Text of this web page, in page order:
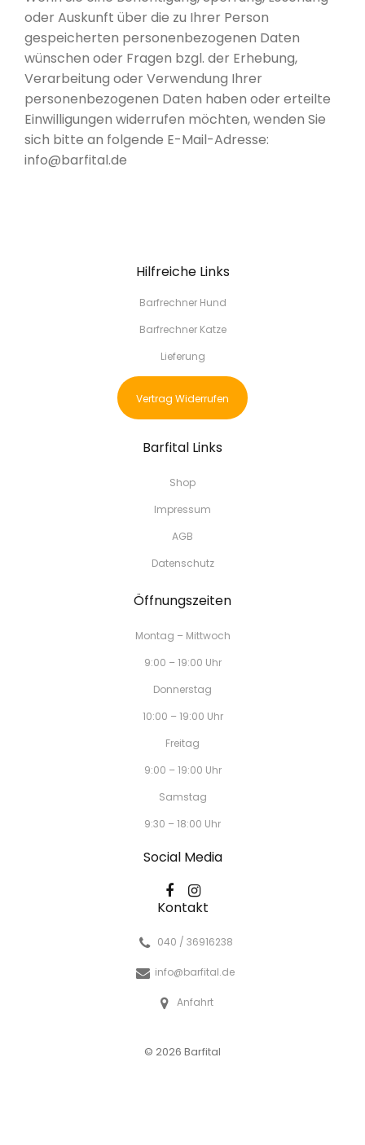
oder Auskunft über die zu Ihrer Person
gespeicherten personenbezogenen Daten
wünschen oder Fragen bzgl. der Erhebung,
Verarbeitung oder Verwendung Ihrer
personenbezogenen Daten haben oder erteilte
Einwilligungen widerrufen möchten, wenden Sie
sich bitte an folgende E-Mail-Adresse:
info@barfital.de
Hilfreiche Links
Barfrechner Hund
Barfrechner Katze
Lieferung
Vertrag Widerrufen
Barfital Links
Shop
Impressum
AGB
Datenschutz
Öffnungszeiten
Montag – Mittwoch
9:00 – 19:00 Uhr
Donnerstag
10:00 – 19:00 Uhr
Freitag
9:00 – 19:00 Uhr
Samstag
9:30 – 18:00 Uhr
Social Media
Kontakt
040 / 36916238
info@barfital.de
Anfahrt
© 2026 Barfital